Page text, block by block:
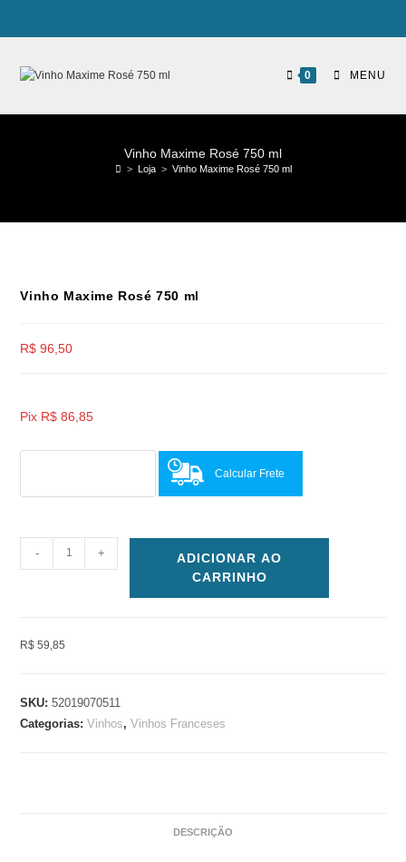
0 MENU
Vinho Maxime Rosé 750 ml
> Loja > Vinho Maxime Rosé 750 ml
Vinho Maxime Rosé 750 ml
R$ 96,50
Pix R$ 86,85
Calcular Frete
- +
ADICIONAR AO
CARRINHO
R$ 59,85
SKU:52019070511
Categorias:Vinhos,Vinhos Franceses
DESCRIÇÃO